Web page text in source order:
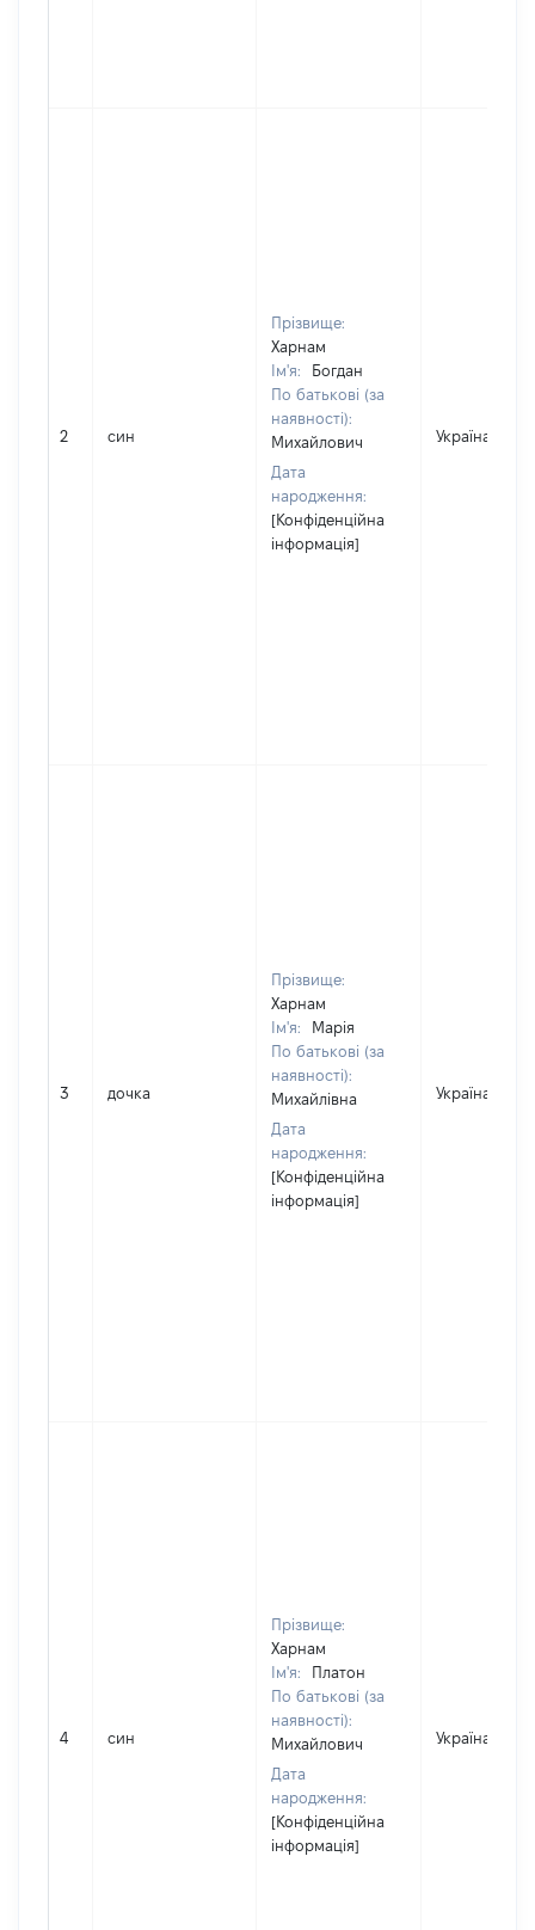
2 син
Прізвище:
Харнам
Ім'я:
Богдан
По батькові (за
наявності):
Михайлович
Дата
народження:
[Конфіденційна
інформація]
Україна
3 дочка
Прізвище:
Харнам
Ім'я:
Марія
По батькові (за
наявності):
Михайлівна
Дата
народження:
[Конфіденційна
інформація]
Україна
4 син
Прізвище:
Харнам
Ім'я:
Платон
По батькові (за
наявності):
Михайлович
Дата
народження:
[Конфіденційна
інформація]
Україна